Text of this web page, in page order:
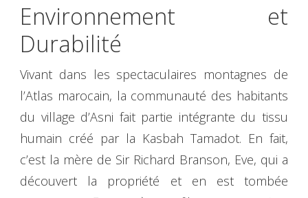
Environnement et
Durabilité
Vivant dans les spectaculaires montagnes de
l’Atlas marocain, la communauté des habitants
du village d’Asni fait partie intégrante du tissu
humain créé par la Kasbah Tamadot. En fait,
c’est la mère de Sir Richard Branson, Eve, qui a
découvert la propriété et en est tombée